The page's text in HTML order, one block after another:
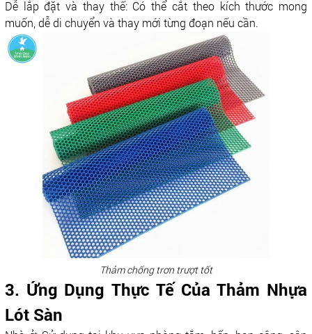
Dễ lắp đặt và thay thế: Có thể cắt theo kích thước mong
muốn, dễ di chuyển và thay mới từng đoạn nếu cần.
Thảm chống trơn trượt tốt
3. Ứng Dụng Thực Tế Của Thảm Nhựa
Lót Sàn